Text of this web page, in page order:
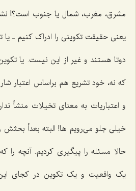
مشرق، مغرب، شمال یا جنوب است؟!
یعنی حقیقت تکوینی را ادراک کنیم ـ یا
دوتا هستند و غیر از این نیست. یا
که نه، خود تشریع هم براساس اعتبار
و اعتباریات به معنای تخیلات منشأ
خیلی جلو می‌رویم ‌ها! البته بعداً
حالا مسئله را پیگیری ‌کردیم. آنچه را
یک واقعیت و یک تکوین در کجای این